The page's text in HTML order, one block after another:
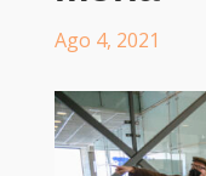
Ago 4, 2021